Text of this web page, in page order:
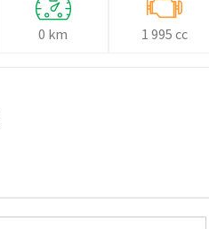
0 km 1 995 cc